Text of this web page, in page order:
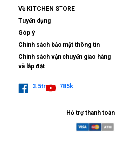
Về KITCHEN STORE
Tuyển dụng
Góp ý
Chính sách bảo mật thông tin
Chính sách vận chuyển giao hàng
và lắp đặt
3.5tr 785k
Hỗ trợ thanh toán